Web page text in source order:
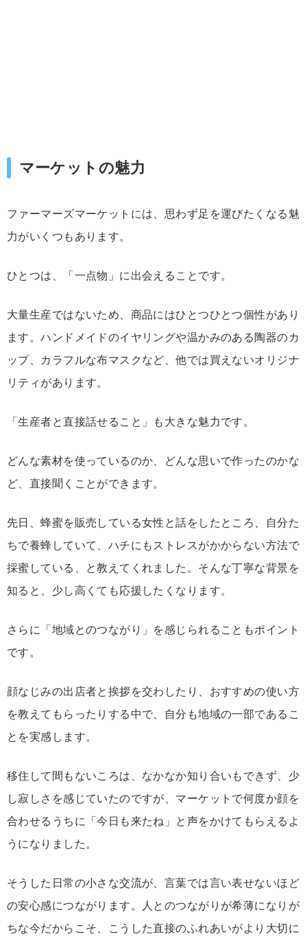
マーケットの魅力
ファーマーズマーケット には、 思わず足 を運びたく なる 魅
力がいくつ も あり ます。
ひとつは、「一点物」 に出会える こと です。
大量生産ではないため、 商品にはひとつひとつ個性があり
ます。ハンド メイドのイヤリングや温かみのある陶器のカ
ップ、 カラフルな布マスク など、他では買 え ないオリジナ
リティ があり ます。
「生産者と直接話せる こと」 も 大きな魅力です。
どんな素材を使って いるのか、 どんな思いで作ったのかな
ど、 直接聞く こと ができ ます。
先日 、蜂蜜を販売 し ている女性 と話を した ところ、 自分た
ちで養蜂 していて、 ハチに もストレスがかから ない方法で
採蜜 して いる、 と教え てくれま した。 そんな丁寧な背景を
知る と、 少し高 く て も応援 した く なり ます。
さらに「地域とのつながり」 を感じ られること もポイント
です。
顔なじみの出店者と 挨拶を交わしたり、 おすすめの使い方
を教え て も ら ったり する 中で、 自分 も地域の一部である こ
と を実感 し ます。
移住 して 間 も ないころは、 なかなか知り合い も でき ず、 少
し寂 し さ を感じていたのですが、 マーケット で何度か顔を
合わせる うち に「今日 も来たね」 と 声をかけて もらえる よ
う になり ま した。
そうした 日常の小さな交流が、 言葉では言い表せないほど
の安心感につながり ます。 人 と のつながり が希薄になり が
ちな今だからこそ、 こうした直接のふれあいがより 大切に